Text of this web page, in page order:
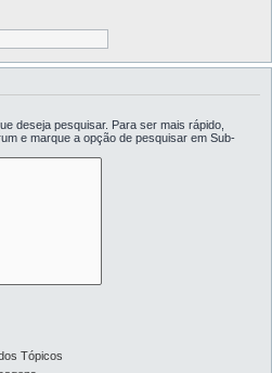
deseja pesquisar. Para ser mais rápido,
e marque a opção de pesquisar em Sub-
Tópicos